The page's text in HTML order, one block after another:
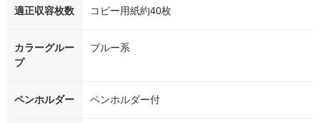
適正収容枚数 コピー用紙約40枚
カラーグルー
プ
ブルー系
ペンホルダー ペンホルダー付